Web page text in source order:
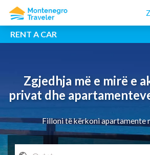
RENT A CAR
Zgjedhja më e mirë e
privat dhe
Filloni të kërkoni apartamente